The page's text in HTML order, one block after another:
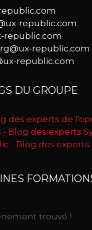
republic.com
republic.com
republic.com
republic.com
DU GROUPE
des experts de
- Blog des experts
- Blog des experts
trouvé !